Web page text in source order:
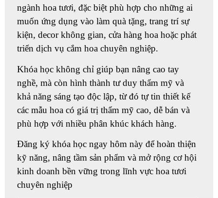
ngành hoa tươi, đặc biệt phù hợp cho những ai
muốn ứng dụng vào làm quà tặng, trang trí sự
kiện, decor không gian, cửa hàng hoa hoặc phát
triển dịch vụ cắm hoa chuyên nghiệp.
Khóa học không chỉ giúp bạn nâng cao tay
nghề, mà còn hình thành tư duy thẩm mỹ và
khả năng sáng tạo độc lập, từ đó tự tin thiết kế
các mẫu hoa có giá trị thẩm mỹ cao, dễ bán và
phù hợp với nhiều phân khúc khách hàng.
Đăng ký khóa học ngay hôm này để hoàn thiện
kỹ năng, nâng tầm sản phẩm và mở rộng cơ hội
kinh doanh bền vững trong lĩnh vực hoa tươi
chuyên nghiệp